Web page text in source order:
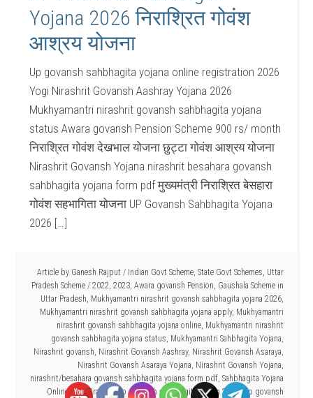
Yojana 2026 निराश्रित गोवंश
आश्रय योजना
Up govansh sahbhagita yojana online registration 2026
Yogi Nirashrit Govansh Aashray Yojana 2026
Mukhyamantri nirashrit govansh sahbhagita yojana
status Awara govansh Pension Scheme 900 rs/ month
निराश्रित गोवंश देखभाल योजना छुट्टा गोवंश आश्रय योजना
Nirashrit Govansh Yojana nirashrit besahara govansh
sahbhagita yojana form pdf मुख्यमंत्री निराश्रित बेसहारा
गोवंश सहभागिता योजना UP Govansh Sahbhagita Yojana
2026 […]
Article by Ganesh Rajput / Indian Govt Scheme, State Govt Schemes, Uttar
Pradesh Scheme / 2022, 2023, Awara govansh Pension, Gaushala Scheme in
Uttar Pradesh, Mukhyamantri nirashrit govansh sahbhagita yojana 2026,
Mukhyamantri nirashrit govansh sahbhagita yojana apply, Mukhyamantri
nirashrit govansh sahbhagita yojana online, Mukhyamantri nirashrit
govansh sahbhagita yojana status, Mukhyamantri Sahbhagita Yojana,
Nirashrit govansh, Nirashrit Govansh Aashray, Nirashrit Govansh Asaraya,
Nirashrit Govansh Asaraya Yojana, Nirashrit Govansh Yojana,
nirashrit/besahara govansh sahbhagita yojana form pdf, Sahbhagita Yojana
Online Registration ,Up govansh sahbhagita yojana 2026,Up govansh